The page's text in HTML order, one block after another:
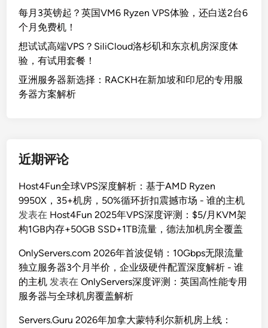
每月3英镑起？英国VM6 Ryzen VPS体验，还白送2台6
个月免费机！
想试试高端VPS？SiliCloud洛杉矶和东京机房深度体
验，有试用套餐！
亚洲服务器新选择：RACKH在新加坡和印尼的专用服
务器方案解析
近期评论
Host4Fun全球VPS深度解析：基于AMD Ryzen
9950X，35+机房，50%循环折扣震撼市场 - 谁的主机
发表在 Host4Fun 2025年VPS深度评测：$5/月KVM架
构1GB内存+50GB SSD+1TB流量，德法加机房全覆盖
OnlyServers.com 2026年首波促销：10Gbps无限流量
独立服务器3个月半价，企业级硬件配置深度解析 - 谁
的主机 发表在OnlyServers深度评测：英国高性能专用
服务器与全球机房覆盖解析
Servers.Guru 2026年加拿大蒙特利尔新机房上线：